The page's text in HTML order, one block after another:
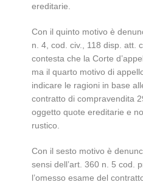
ereditarie.
Con il quinto motivo è
n. 4, cod. civ., 118 disp. att.
contesta che la Corte
ma il quarto motivo di
indicare le ragioni in base
contratto di compravendita
oggetto quote ereditarie e
rustico.
Con il sesto motivo è
sensi dell’art. 360 n. 5 cod.
l’omesso esame del